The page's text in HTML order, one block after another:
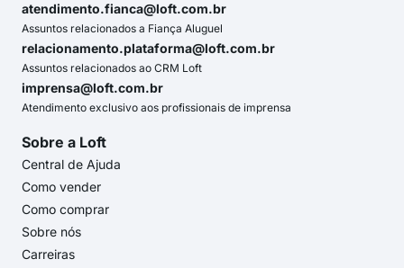
atendimento.fianca@loft.com.br
Assuntos relacionados a Fiança Aluguel
relacionamento.plataforma@loft.com.br
Assuntos relacionados ao CRM Loft
imprensa@loft.com.br
Atendimento exclusivo aos profissionais de imprensa
Sobre a Loft
Central de Ajuda
Como vender
Como comprar
Sobre nós
Carreiras